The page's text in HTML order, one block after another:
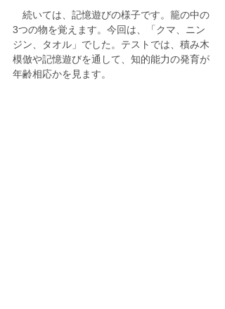
続いては、記憶遊びの様子です。籠の中の
3つの物を覚えます。今回は、「クマ、ニン
ジン、タオル」でした。テストでは、積み木
模倣や記憶遊びを通して、知的能力の発育が
年齢相応かを見ます。